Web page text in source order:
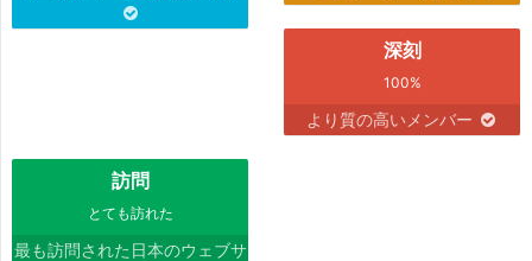
深刻
100%
より質の高いメンバー
訪問
とても訪れた
最も訪問された日本のウェブサ